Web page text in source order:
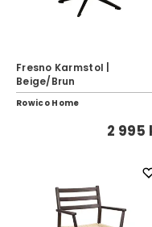
Fresno Karmstol |
Beige/Brun
Rowico Home
2 995